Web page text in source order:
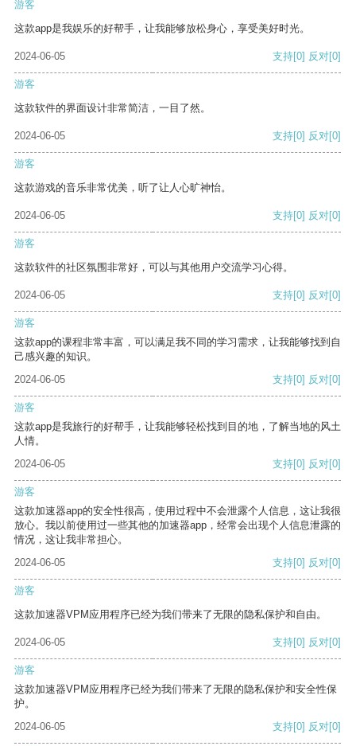
游客
这款app是我娱乐的好帮手，让我能够放松身心，享受美好时光。
2024-06-05 支持[0] 反对[0]
游客
这款软件的界面设计非常简洁，一目了然。
2024-06-05 支持[0] 反对[0]
游客
这款游戏的音乐非常优美，听了让人心旷神怡。
2024-06-05 支持[0] 反对[0]
游客
这款软件的社区氛围非常好，可以与其他用户交流学习心得。
2024-06-05 支持[0] 反对[0]
游客
这款app的课程非常丰富，可以满足我不同的学习需求，让我能够找到自
己感兴趣的知识。
2024-06-05
支持[0] 反对[0]
游客
这款app是我旅行的好帮手，让我能够轻松找到目的地，了解当地的风土
人情。
2024-06-05
支持[0] 反对[0]
游客
这款加速器app的安全性很高，使用过程中不会泄露个人信息，这让我很
放心。我以前使用过一些其他的加速器app，经常会出现个人信息泄露的
情况，这让我非常担心。
2024-06-05
支持[0] 反对[0]
游客
这款加速器VPM应用程序已经为我们带来了无限的隐私保护和自由。
2024-06-05 支持[0] 反对[0]
游客
这款加速器VPM应用程序已经为我们带来了无限的隐私保护和安全性保
护。
2024-06-05
支持[0] 反对[0]